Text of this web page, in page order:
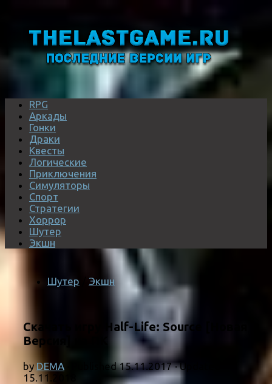
RPG
Аркады
Гонки
Драки
Квесты
Логические
Приключения
Симуляторы
Спорт
Стратегии
Хоррор
Шутер
Экшн
Шутер Экшн
Скачать игру Half-Life: Source [Новая
Версия] на ПК
by DEMA · Published15.11.2017· Updated
15.11.2018